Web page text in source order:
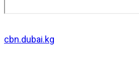
cbn.dubai.kg